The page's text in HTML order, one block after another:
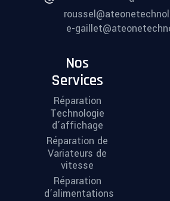
e-
Nos
Services
Réparation
Technologie
d’affichage
Réparation de
Variateurs de
vitesse
Réparation
d’alimentations